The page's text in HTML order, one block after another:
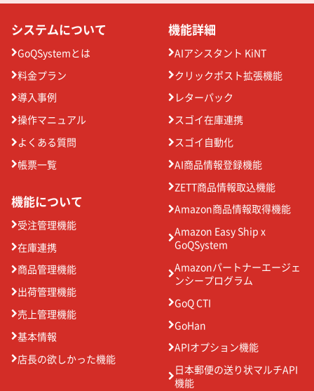
システムについて
GoQSystemとは
料金プラン
導入事例
操作マニュアル
よくある質問
帳票一覧
機能について
受注管理機能
在庫連携
商品管理機能
出荷管理機能
売上管理機能
基本情報
店長の欲しかった機能
機能詳細
AIアシスタント KiNT
クリックポスト拡張機能
レターパック
スゴイ在庫連携
スゴイ自動化
AI商品情報登録機能
ZETT商品情報取込機能
Amazon商品情報取得機能
Amazon Easy Ship x
GoQSystem
Amazonパートナーエージェ
ンシープログラム
GoQ CTI
GoHan
APIオプション機能
日本郵便の送り状マルチAPI
機能